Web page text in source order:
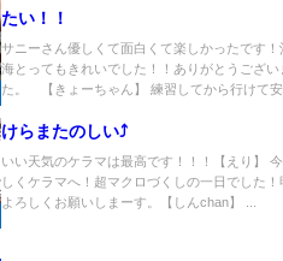
たい！！
サニーさん優しくて面白くて楽しかったです！
海とってもきれいでした！！ありがとうござい
た。 【きょーちゃん】 練習してから行けて安
けらまたのしい⤴
いい天気のケラマは最高です！！！【えり】
しくケラマへ！超マクロづくしの一日でした！
よろしくお願いしまーす。【しんchan】 ...